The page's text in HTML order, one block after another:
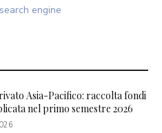
Asia-Pacifico: raccolta fondi
nel primo semestre 2026